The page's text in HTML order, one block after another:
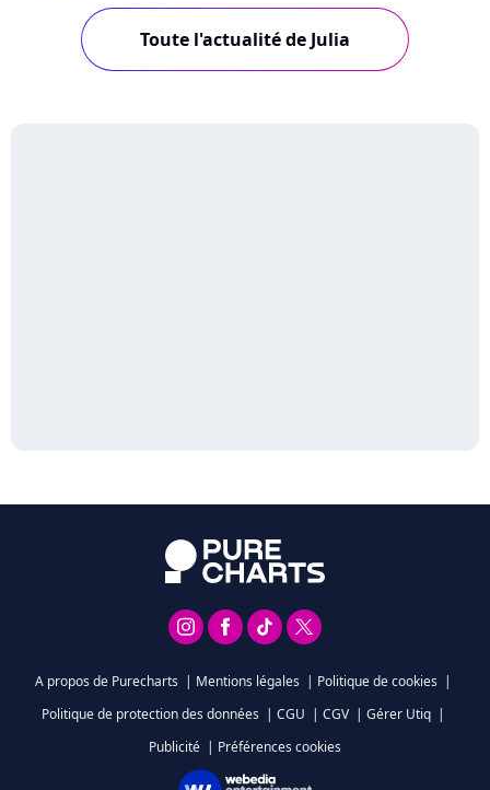
Toute l'actualité de Julia
A propos de Purecharts | Mentions légales | Politique de cookies |
Politique de protection des données | CGU | CGV | Gérer Utiq |
Publicité | Préférences cookies